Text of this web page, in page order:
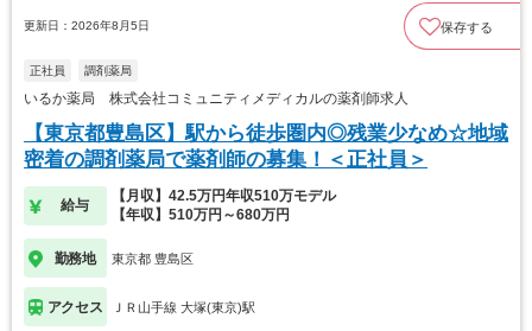
更新日：2026年8月5日 保存する
正社員 調剤薬局
いるか薬局 株式会社コミュニティメディカルの薬剤師求人
【東京都豊島区】駅から徒歩圏内◎残業少なめ☆地域
密着の調剤薬局で薬剤師の募集！＜正社員＞
給与
【月収】42.5万円年収510万モデル
【年収】510万円～680万円
勤務地 東京都 豊島区
アクセス ＪＲ山手線 大塚(東京)駅